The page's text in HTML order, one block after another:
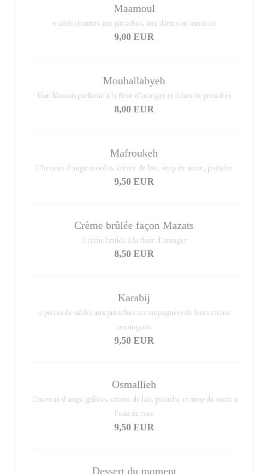
Maamoul
4 sablés fourrés aux pistaches, aux dattes ou aux noix
9,00 EUR
Mouhallabyeh
Flan libanais parfumé à la fleur d’oranger et éclats de pistaches
8,00 EUR
Mafroukeh
Cheveux d'ange moulus, crème de lait, sirop de sucre, pistache
9,50 EUR
Crème brûlée façon Mazats
Crème brulée à la fleur d'oranger
8,50 EUR
Karabij
4 pièces de sablés aux pistaches accompagnées de leurs crème
meringuée
9,50 EUR
Osmallieh
Cheveux d'ange grillées, crème de lait, pistache et sirop de sucre à
l'eau de rose
9,50 EUR
Dessert du moment